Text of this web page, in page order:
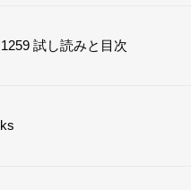
試し読みと目次